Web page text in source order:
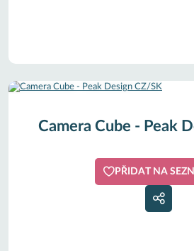
Camera Cube - Peak
PŘIDAT NA